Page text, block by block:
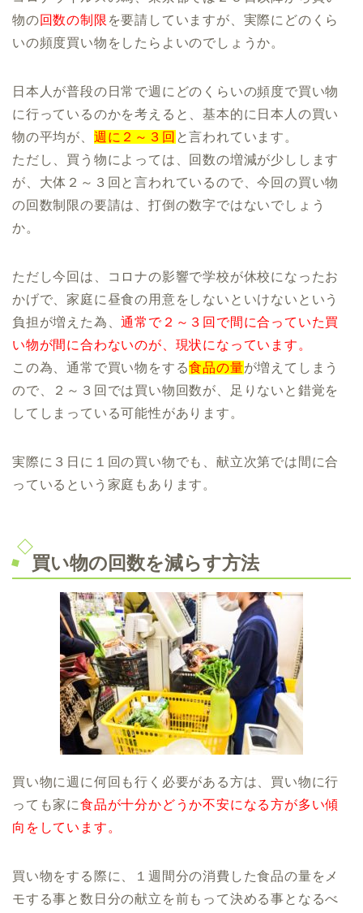
物の回数の制限 を要請していますが、実際にどのくら
いの頻度買い物をしたらよいのでしょうか。
日本人が普段の日常で週にどのくらいの頻度で買い物
に行っているのかを考えると、基本的に日本人の買い
物の平均が、 週に２～３回 と言われています。
ただし、買う物によっては、回数の増減が少しします
が、大体２～３回と言われているので、今回の買い物
の回数制限の要請は、打倒の数字ではないでしょう
か。
ただし今回は、コロナの影響で学校が休校になったお
かげで、家庭に昼食の用意をしないといけないという
負担が増えた為、通常で２～３回で間に合っていた買
い物が間に合わないのが、現状になっています。
この為、通常で買い物をする食品の量が増えてしまう
ので、２～３回では買い物回数が、足りないと錯覚を
してしまっている可能性があります。
実際に３日に１回の買い物でも、献立次第では間に合
っているという家庭もあります。
買い物の回数を減らす方法
買い物に週に何回も行く必要がある方は、買い物に行
っても家に食品が十分かどうか不安になる方が多い傾
向をしています。
買い物をする際に、１週間分の消費した食品の量をメ
モする事と数日分の献立を前もって決める事となるべ